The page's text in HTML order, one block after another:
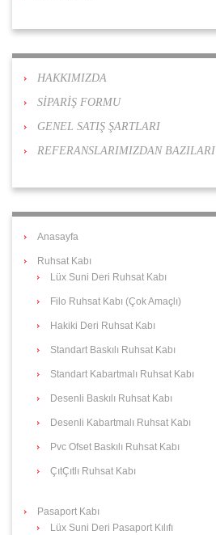
HAKKIMIZDA
SİPARİŞ FORMU
GENEL SATIŞ ŞARTLARI
REFERANSLARIMIZDAN BAZILARI
Anasayfa
Ruhsat Kabı
Lüx Suni Deri Ruhsat Kabı
Filo Ruhsat Kabı (Çok Amaçlı)
Hakiki Deri Ruhsat Kabı
Standart Baskılı Ruhsat Kabı
Standart Kabartmalı Ruhsat Kabı
Desenli Baskılı Ruhsat Kabı
Desenli Kabartmalı Ruhsat Kabı
Pvc Ofset Baskılı Ruhsat Kabı
ÇıtÇıtlı Ruhsat Kabı
Pasaport Kabı
Lüx Suni Deri Pasaport Kılıfı